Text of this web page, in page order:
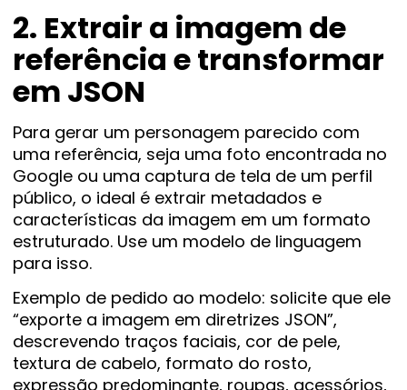
2. Extrair a imagem de
referência e transformar
em JSON
Para gerar um personagem parecido com
uma referência, seja uma foto encontrada no
Google ou uma captura de tela de um perfil
público, o ideal é extrair metadados e
características da imagem em um formato
estruturado. Use um modelo de linguagem
para isso.
Exemplo de pedido ao modelo: solicite que ele
“exporte a imagem em diretrizes JSON”,
descrevendo traços faciais, cor de pele,
textura de cabelo, formato do rosto,
expressão predominante, roupas, acessórios,